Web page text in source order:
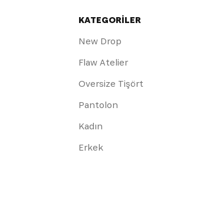
KATEGORİLER
New Drop
Flaw Atelier
Oversize Tişört
Pantolon
Kadın
Erkek